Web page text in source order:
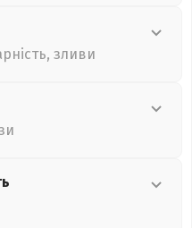
зливи